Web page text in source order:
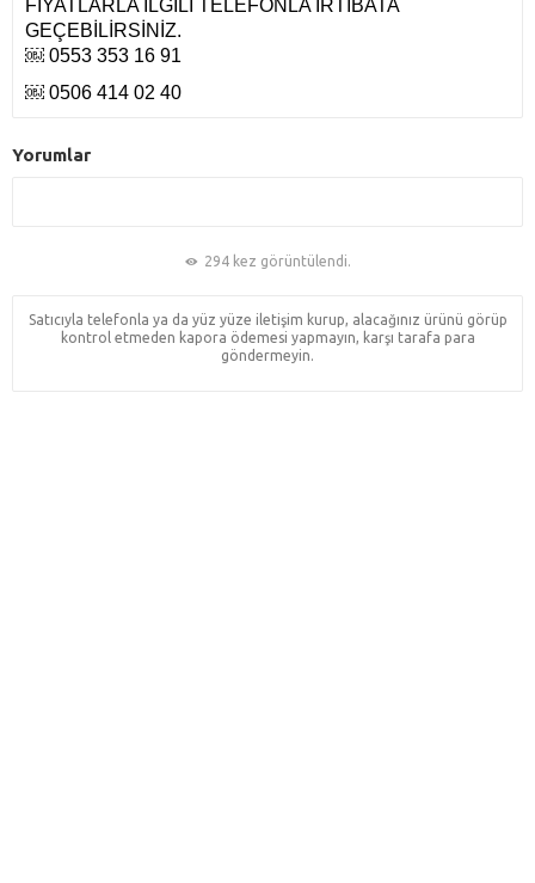
FİYATLARLA İLGİLİ TELEFONLA İRTİBATA
GEÇEBİLİRSİNİZ.
￼ 0553 353 16 91
￼ 0506 414 02 40
Yorumlar
294 kez görüntülendi.
Satıcıyla telefonla ya da yüz yüze iletişim kurup, alacağınız ürünü görüp
kontrol etmeden kapora ödemesi yapmayın, karşı tarafa para
göndermeyin.